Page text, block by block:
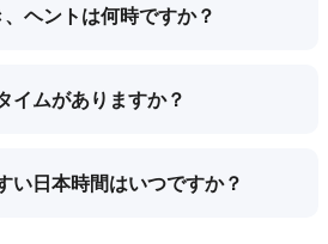
ヘントは何時ですか？
イムがありますか？
い日本時間はいつですか？